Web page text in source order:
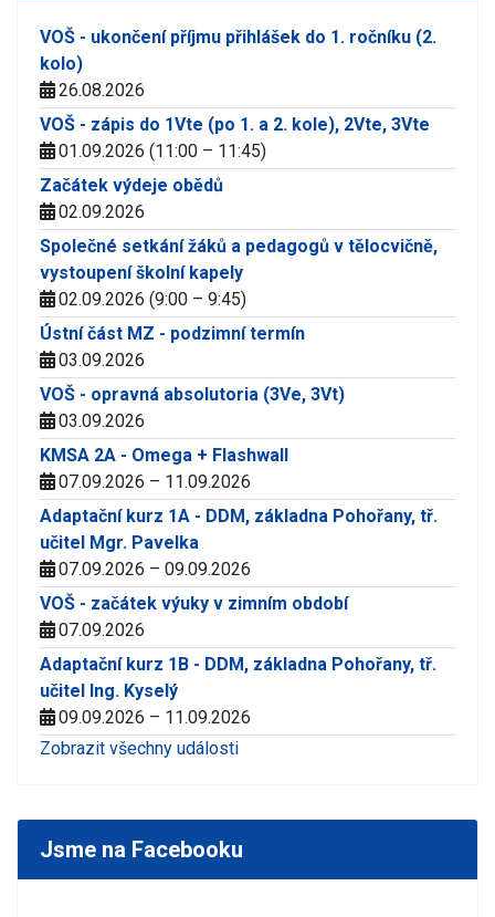
VOŠ - ukončení příjmu přihlášek do 1. ročníku (2.
kolo)
26.08.2026
VOŠ - zápis do 1Vte (po 1. a 2. kole), 2Vte, 3Vte
01.09.2026 (11:00 – 11:45)
Začátek výdeje obědů
02.09.2026
Společné setkání žáků a pedagogů v tělocvičně,
vystoupení školní kapely
02.09.2026 (9:00 – 9:45)
Ústní část MZ - podzimní termín
03.09.2026
VOŠ - opravná absolutoria (3Ve, 3Vt)
03.09.2026
KMSA 2A - Omega + Flashwall
07.09.2026 – 11.09.2026
Adaptační kurz 1A - DDM, základna Pohořany, tř.
učitel Mgr. Pavelka
07.09.2026 – 09.09.2026
VOŠ - začátek výuky v zimním období
07.09.2026
Adaptační kurz 1B - DDM, základna Pohořany, tř.
učitel Ing. Kyselý
09.09.2026 – 11.09.2026
Zobrazit všechny události
Jsme na Facebooku